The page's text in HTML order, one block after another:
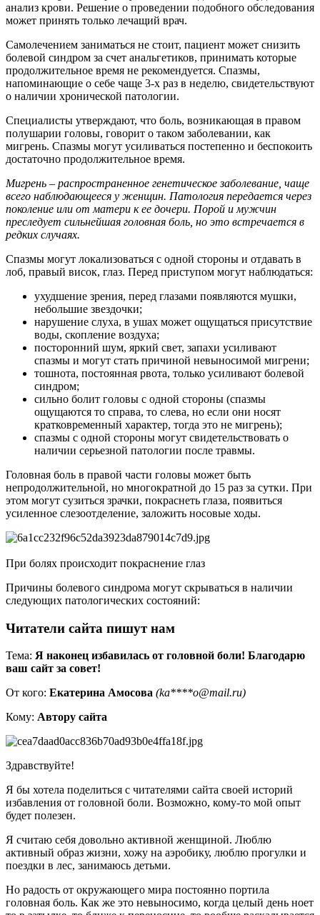
анализ крови. Решение о проведении подобного обследования
может принять только лечащий врач.
Самолечением заниматься не стоит, пациент может снизить
болевой синдром за счет анальгетиков, принимать которые
продолжительное время не рекомендуется. Спазмы,
напоминающие о себе чаще 3-х раз в неделю, свидетельствуют
о наличии хронической патологии.
Специалисты утверждают, что боль, возникающая в правом
полушарии головы, говорит о таком заболевании, как
мигрень. Спазмы могут усиливаться постепенно и беспокоить
достаточно продолжительное время.
Мигрень – распространенное генетическое заболевание, чаще
всего наблюдающееся у женщин. Патология передается через
поколение или от матери к ее дочери. Порой и мужчин
преследует сильнейшая головная боль, но это встречается в
редких случаях.
Спазмы могут локализоваться с одной стороны и отдавать в
лоб, правый висок, глаз. Перед приступом могут наблюдаться:
ухудшение зрения, перед глазами появляются мушки,
небольшие звездочки;
нарушение слуха, в ушах может ощущаться присутствие
воды, скопление воздуха;
посторонний шум, яркий свет, запахи усиливают
спазмы и могут стать причиной невыносимой мигрени;
тошнота, постоянная рвота, только усиливают болевой
синдром;
сильно болит головы с одной стороны (спазмы
ощущаются то справа, то слева, но если они носят
кратковременный характер, тогда это не мигрень);
спазмы с одной стороны могут свидетельствовать о
наличии серьезной патологии после травмы.
Головная боль в правой части головы может быть
непродолжительной, но многократной до 15 раз за сутки. При
этом могут сузиться зрачки, покраснеть глаза, появиться
усиленное слезоотделение, заложить носовые ходы.
При болях происходит покраснение глаз
Причины болевого синдрома могут скрываться в наличии
следующих патологических состояний:
Читатели сайта пишут нам
Тема: Я наконец избавилась от головной боли! Благодарю
ваш сайт за совет!
От кого: Екатерина Амосова (ka****o@mail.ru)
Кому: Автору сайта
Здравствуйте!
Я бы хотела поделиться с читателями сайта своей историй
избавления от головной боли. Возможно, кому-то мой опыт
будет полезен.
Я считаю себя довольно активной женщиной. Люблю
активный образ жизни, хожу на аэробику, люблю прогулки и
поездки в лес, занимаюсь детьми.
Но радость от окружающего мира постоянно портила
головная боль. Как же это невыносимо, когда целый день ноет